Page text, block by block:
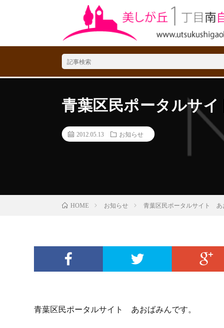
青葉区民ポータルサ
2012.05.13 お知らせ
HOME お知らせ 青葉区民ポータルサイト あ
青葉区民ポータルサイト あおばみんです。